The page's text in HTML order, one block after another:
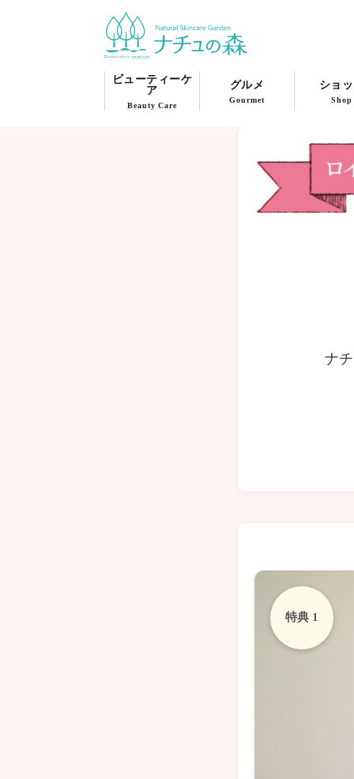
ビューティーケ
ア
Beauty Care
グルメ
Gourmet
ショ
Shop
ナ
特典 1